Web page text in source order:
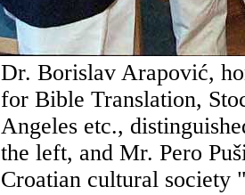
Dr. Borislav Arapović,
for Bible Translation,
Angeles etc.,
the left, and Mr. Pero
Croatian cultural